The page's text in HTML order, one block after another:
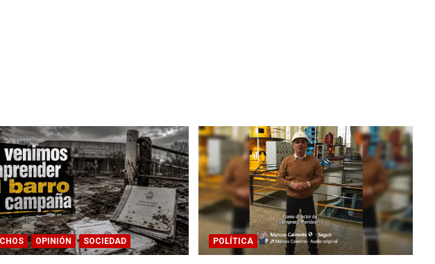
OPINIÓN SOCIEDAD POLÍTICA